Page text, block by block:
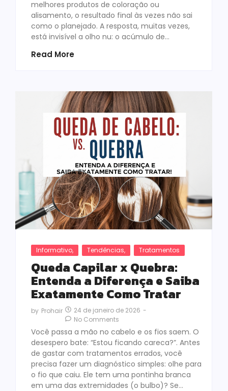
melhores produtos de coloração ou
alisamento, o resultado final às vezes não sai
como o planejado. A resposta, muitas vezes,
está invisível a olho nu: o acúmulo de…
Read More
Informativo, Tendências, Tratamentos
Queda Capilar x Quebra:
Entenda a Diferença e Saiba
Exatamente Como Tratar
by Prohair 24 de janeiro de 2026 -
No Comments
Você passa a mão no cabelo e os fios saem. O
desespero bate: “Estou ficando careca?”. Antes
de gastar com tratamentos errados, você
precisa fazer um diagnóstico simples: olhe para
o fio que caiu. Ele tem uma pontinha branca
em uma das extremidades (o bulbo)? Se…